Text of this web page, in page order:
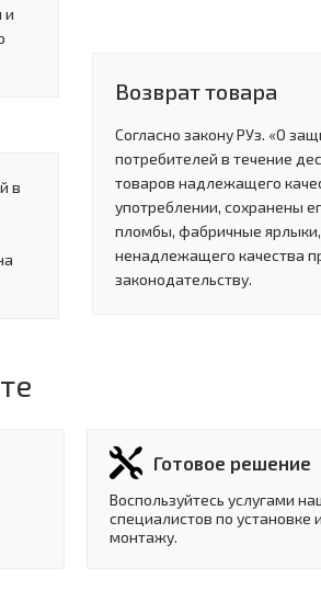
и
в
Возврат товара
Согласно закону РУз. «О
потребителей в течение
товаров надлежащего
употреблении, сохранены
пломбы, фабричные ярлыки,
ненадлежащего качества
законодательству.
Готовое решение
Воспользуйтесь услугами
специалистов по установке и
монтажу.